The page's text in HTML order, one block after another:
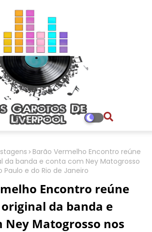
Barão Vermelho Encontro reúne
da banda e conta com Ney Matogrosso
Paulo e do Rio de Janeiro
Encontro reúne
da banda e
Ney Matogrosso nos